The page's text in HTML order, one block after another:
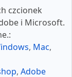
czcionek
i Microsoft.
, Mac,
, Adobe